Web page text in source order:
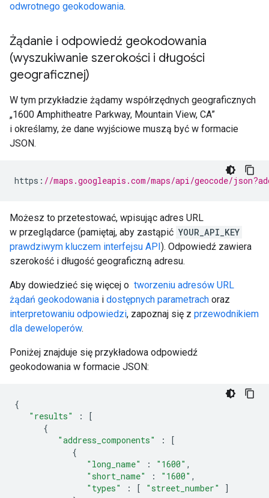
odwrotnego geokodowania.
Żądanie i odpowiedź geokodowania
(wyszukiwanie szerokości i długości
geograficznej)
W tym przykładzie żądamy współrzędnych geograficznych
„1600 Amphitheatre Parkway, Mountain View, CA”
i określamy, że dane wyjściowe muszą być w formacie
JSON.
https : //maps.googleapis.com/maps/api/geocode/
Możesz to przetestować, wpisując adres URL
w przeglądarce (pamiętaj, aby zastąpić YOUR_API_KEY
prawdziwym kluczem interfejsu API). Odpowiedź zawiera
szerokość i długość geograficzną adresu.
Aby dowiedzieć się więcej o tworzeniu adresów URL
żądań geokodowania i dostępnych parametrach oraz
interpretowaniu odpowiedzi, zapoznaj się z przewodnikiem
dla deweloperów.
Poniżej znajduje się przykładowa odpowiedź
geokodowania w formacie JSON:
{
"results"
:
[
{
"address_components"
:
[
{
"long_name"
: "1600" ,
"short_name"
: "1600" ,
"types"
: [ "street_number"
]